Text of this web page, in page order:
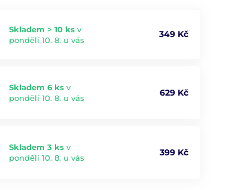
Skladem > 10 ks v
pondělí 10. 8. u vás
349 Kč
Skladem 6 ks v
pondělí 10. 8. u vás
629 Kč
Skladem 3 ks v
pondělí 10. 8. u vás
399 Kč